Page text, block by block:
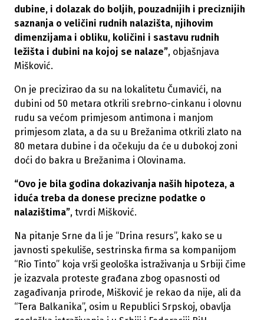
dubine, i dolazak do boljih, pouzadnijih i preciznijih
saznanja o veličini rudnih nalazišta, njihovim
dimenzijama i obliku, količini i sastavu rudnih
ležišta i dubini na kojoj se nalaze”, objašnjava
Mišković.
On je precizirao da su na lokalitetu Čumavići, na
dubini od 50 metara otkrili srebrno-cinkanu i olovnu
rudu sa većom primjesom antimona i manjom
primjesom zlata, a da su u Brežanima otkrili zlato na
80 metara dubine i da očekuju da će u dubokoj zoni
doći do bakra u Brežanima i Olovinama.
“Ovo je bila godina dokazivanja naših hipoteza, a
iduća treba da donese precizne podatke o
nalazištima”, tvrdi Mišković.
Na pitanje Srne da li je “Drina resurs”, kako se u
javnosti spekuliše, sestrinska firma sa kompanijom
“Rio Tinto” koja vrši geološka istraživanja u Srbiji čime
je izazvala proteste građana zbog opasnosti od
zagađivanja prirode, Mišković je rekao da nije, ali da
“Tera Balkanika”, osim u Republici Srpskoj, obavlja